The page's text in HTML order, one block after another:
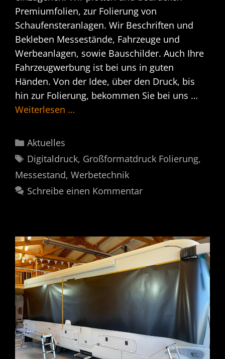
Premiumfolien, zur Folierung von
Schaufensteranlagen. Wir Beschriften und
Bekleben Messestände, Fahrzeuge und
Werbeanlagen, sowie Bauschilder. Auch Ihre
Fahrzeugwerbung ist bei uns in guten
Händen. Von der Idee, über den Druck, bis
hin zur Folierung, bekommen Sie bei uns …
Weiterlesen …
Kategorien
Aktuelles
Schlagwörter
Digitaldruck, Großformatdruck Folierung,
Messestand, Werbetechnik
Schreibe einen Kommentar